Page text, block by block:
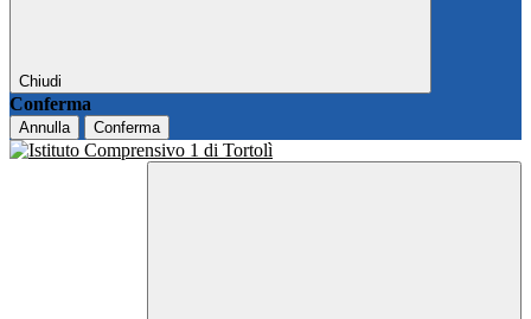
Chiudi
Conferma
Annulla Conferma